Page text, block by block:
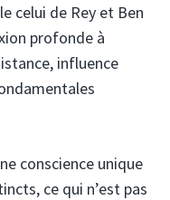
celui de Rey et Ben
profonde à
influence
conscience unique
ce qui n’est pas